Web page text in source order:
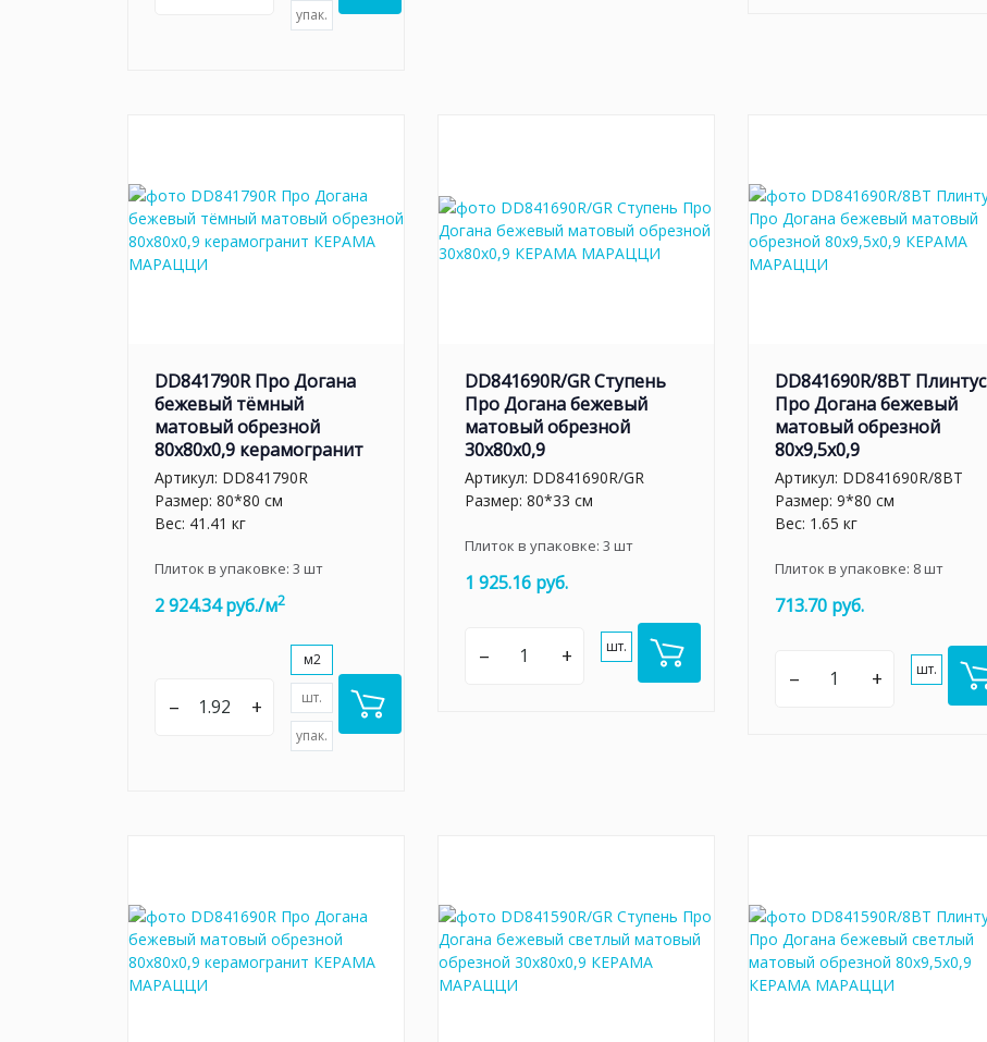
упак.
DD841790R Про Догана
бежевый тёмный
матовый обрезной
80x80x0,9 керамогранит
Артикул: DD841790R
Размер: 80*80 см
Вес: 41.41 кг
Плиток в упаковке: 3 шт
2 924.34 руб./м2
– +
м2
шт.
упак.
DD841690R/GR Ступень
Про Догана бежевый
матовый обрезной
30x80x0,9
Артикул: DD841690R/GR
Размер: 80*33 см
Плиток в упаковке: 3 шт
1 925.16 руб.
– + шт.
DD841690R/8BT Плинтус
Про Догана бежевый
матовый обрезной
80x9,5x0,9
Артикул: DD841690R/8BT
Размер: 9*80 см
Вес: 1.65 кг
Плиток в упаковке: 8шт
713.70 руб.
– + шт.